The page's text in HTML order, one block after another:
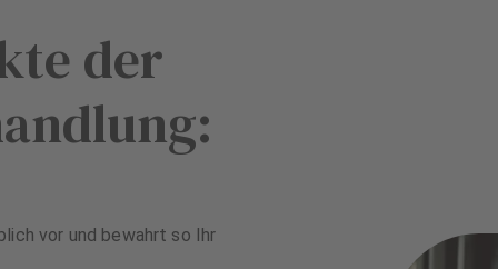
der
vor und bewahrt so Ihr